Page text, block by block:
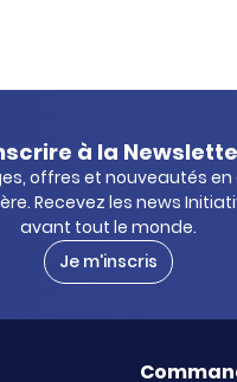
à la
offres et nouveautés
Recevez les news
avant tout le monde.
Je m'inscris